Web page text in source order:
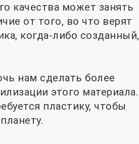
качества может занять
от того, во что верят
когда-либо созданный,
нам сделать более
этого материала.
пластику, чтобы